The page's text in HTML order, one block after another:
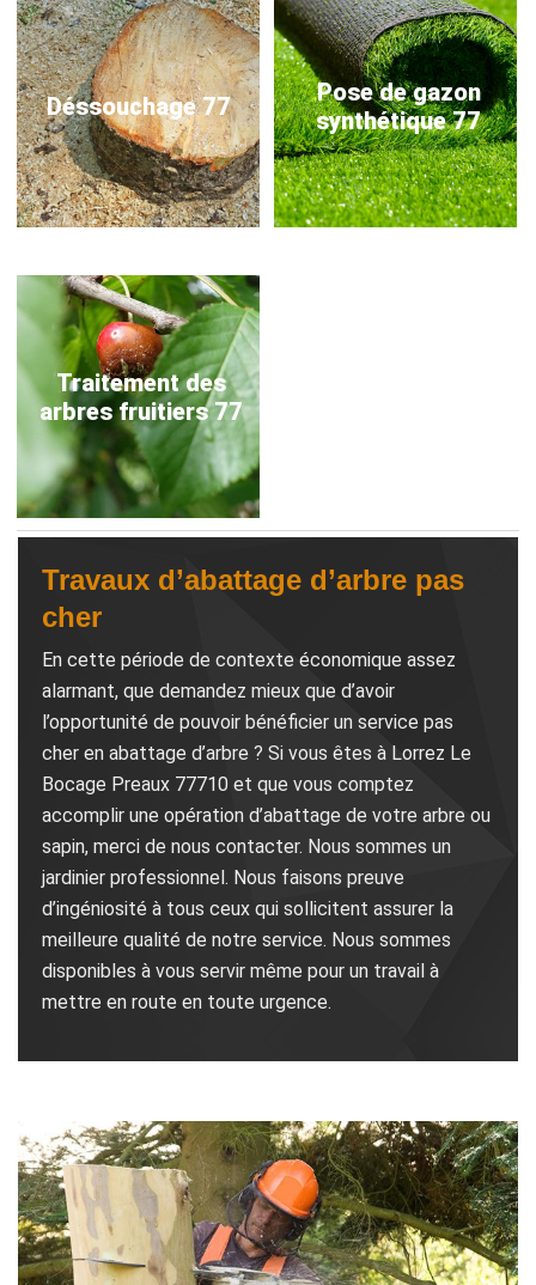
Déssouchage 77
Pose de gazon
synthétique 77
Traitement des
arbres fruitiers 77
Travaux d’abattage d’arbre pas
cher
En cette période de contexte économique assez
alarmant, que demandez mieux que d’avoir
l’opportunité de pouvoir bénéficier un service pas
cher en abattage d’arbre ? Si vous êtes à Lorrez Le
Bocage Preaux 77710 et que vous comptez
accomplir une opération d’abattage de votre arbre ou
sapin, merci de nous contacter. Nous sommes un
jardinier professionnel. Nous faisons preuve
d’ingéniosité à tous ceux qui sollicitent assurer la
meilleure qualité de notre service. Nous sommes
disponibles à vous servir même pour un travail à
mettre en route en toute urgence.